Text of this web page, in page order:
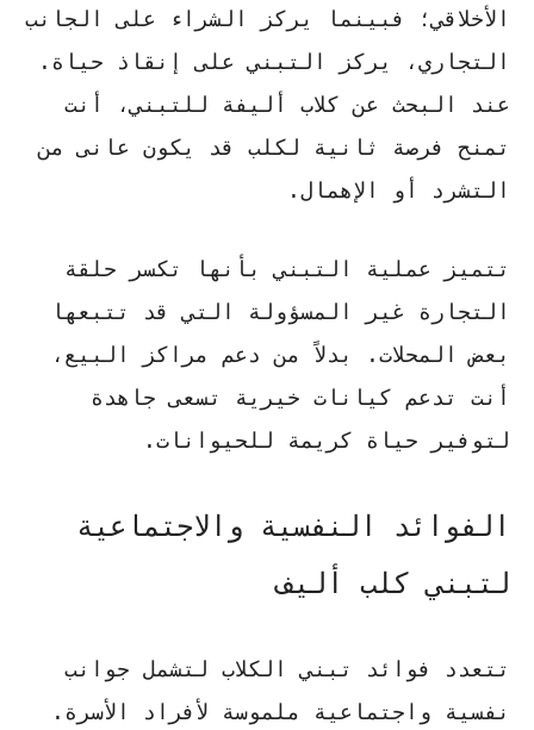
الأخلاقي؛ فبينما يركز الشراء على الجانب
التجاري، يركز التبني على
إنقاذ حياة .
عند البحث عن كلاب أليفة للتبني، أنت
تمنح فرصة ثانية لكلب قد يكون عانى من
التشرد أو الإهمال.
تتميز عملية التبني بأنها تكسر حلقة
التجارة غير المسؤولة التي قد تتبعها
بعض المحلات. بدلاً من دعم مراكز البيع،
أنت تدعم كيانات خيرية تسعى جاهدة
لتوفير حياة كريمة للحيوانات.
الفوائد النفسية والاجتماعية
لتبني كلب أليف
تتعدد فوائد تبني الكلاب لتشمل جوانب
نفسية واجتماعية ملموسة لأفراد الأسرة.